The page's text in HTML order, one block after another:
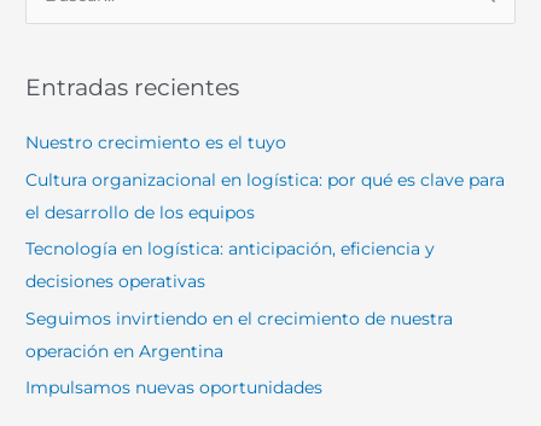
c
r
:
Entradas recientes
Nuestro crecimiento es el tuyo
Cultura organizacional en logística: por qué es clave para
el desarrollo de los equipos
Tecnología en logística: anticipación, eficiencia y
decisiones operativas
Seguimos invirtiendo en el crecimiento de nuestra
operación en Argentina
Impulsamos nuevas oportunidades